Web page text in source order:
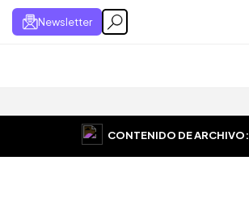
Newsletter
CONTENIDO DE ARCHIVO: